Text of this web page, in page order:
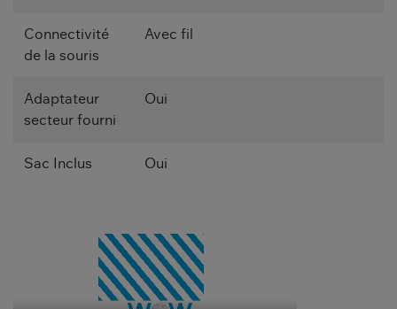
Connectivité
de la souris
Avec fil
Adaptateur
secteur fourni
Oui
Sac Inclus Oui